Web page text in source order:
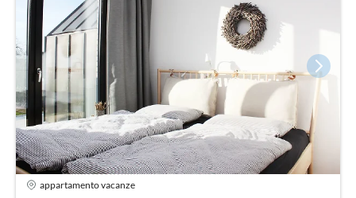
appartamento vacanze